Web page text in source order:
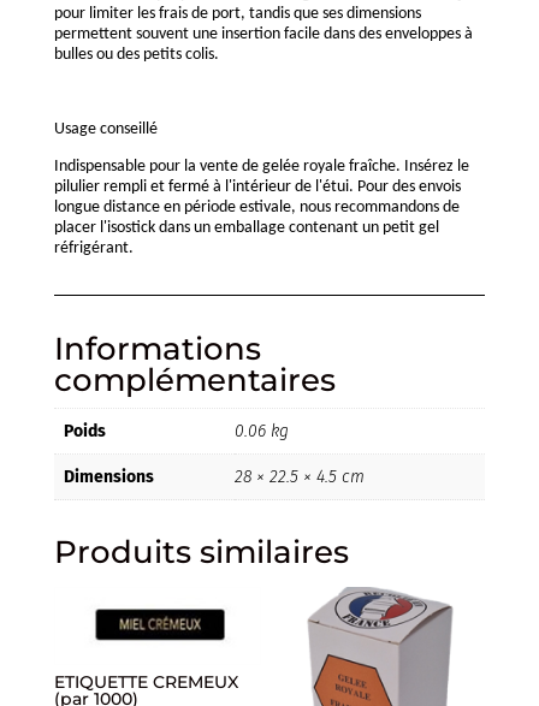
pour limiter les frais de port, tandis que ses dimensions
permettent souvent une insertion facile dans des enveloppes à
bulles ou des petits colis.
Usage conseillé
Indispensable pour la vente de gelée royale fraîche. Insérez le
pilulier rempli et fermé à l'intérieur de l'étui. Pour des envois
longue distance en période estivale, nous recommandons de
placer l'isostick dans un emballage contenant un petit gel
réfrigérant.
Informations
complémentaires
Poids 0.06 kg
Dimensions 28 × 22.5 × 4.5 cm
Produits similaires
ETIQUETTE CREMEUX
(par 1000)